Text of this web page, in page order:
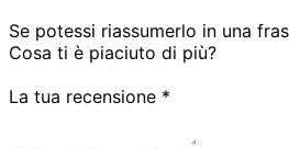
Se potessi riassumerlo in una
Cosa ti è piaciuto di più?
La tua recensione *